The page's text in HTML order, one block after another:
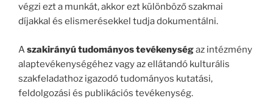
végzi ezt a munkát, akkor ezt különböző szakmai
díjakkal és elismerésekkel tudja dokumentálni.
A szakirányú tudományos tevékenységaz intézmény
alaptevékenységéhez vagy az ellátandó kulturális
szakfeladathoz igazodó tudományos kutatási,
feldolgozási és publikációs tevékenység.